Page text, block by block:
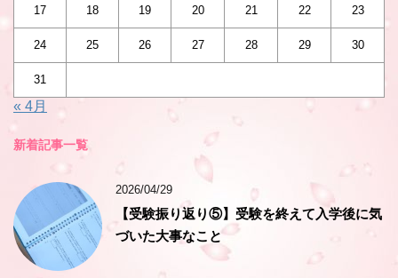
17 18 19 20 21 22 23
24 25 26 27 28 29 30
31
« 4月
新着記事一覧
2026/04/29
【受験振り返り⑤】受験を終えて入学後に気
づいた大事なこと